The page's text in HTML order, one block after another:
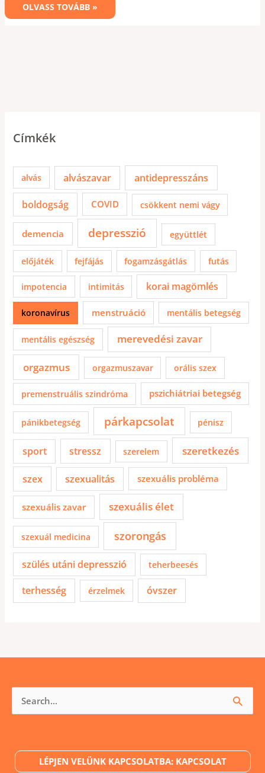
OLVASS TOVÁBB »
Címkék
alvás alvászavar antidepresszáns
boldogság COVID csökkent nemi vágy
demencia depresszió együttlét
előjáték fejfájás fogamzásgátlás futás
impotencia intimitás korai magömlés
koronavírus menstruáció mentális betegség
mentális egészség merevedési zavar
orgazmus orgazmuszavar orális szex
premenstruális szindróma pszichiátriai betegség
pánikbetegség párkapcsolat pénisz
sport stressz szerelem szeretkezés
szex szexualitás szexuális probléma
szexuális zavar szexuális élet
szexuál medicina szorongás
szülés utáni depresszió teherbeesés
terhesség érzelmek óvszer
Keresés
LÉPJEN VELÜNK KAPCSOLATBA: KAPCSOLAT